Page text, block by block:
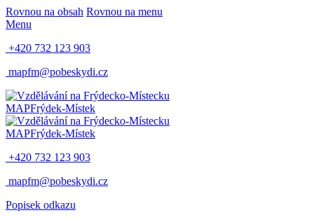
Rovnou na obsah Rovnou na menu
Menu
+420 732 123 903
mapfm@pobeskydi.cz
MAPFrýdek-Místek
MAPFrýdek-Místek
+420 732 123 903
mapfm@pobeskydi.cz
Popisek odkazu